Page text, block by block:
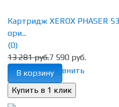
избранное сравнить
Картридж XEROX PHASER
ори...
(0)
13 281 руб.7 590 руб.
В корзину